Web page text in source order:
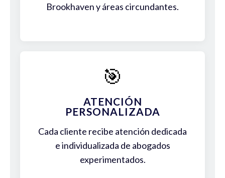
Brookhaven y áreas circundantes.
🎯
ATENCIÓN
PERSONALIZADA
Cada cliente recibe atención dedicada
e individualizada de abogados
experimentados.